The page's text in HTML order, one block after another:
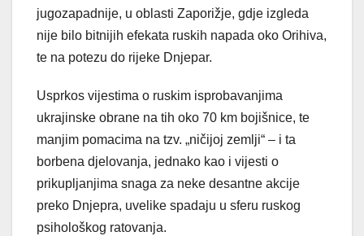
jugozapadnije, u oblasti Zaporižje, gdje izgleda
nije bilo bitnijih efekata ruskih napada oko Orihiva,
te na potezu do rijeke Dnjepar.
Usprkos vijestima o ruskim isprobavanjima
ukrajinske obrane na tih oko 70 km bojišnice, te
manjim pomacima na tzv. „ničijoj zemlji“ – i ta
borbena djelovanja, jednako kao i vijesti o
prikupljanjima snaga za neke desantne akcije
preko Dnjepra, uvelike spadaju u sferu ruskog
psihološkog ratovanja.